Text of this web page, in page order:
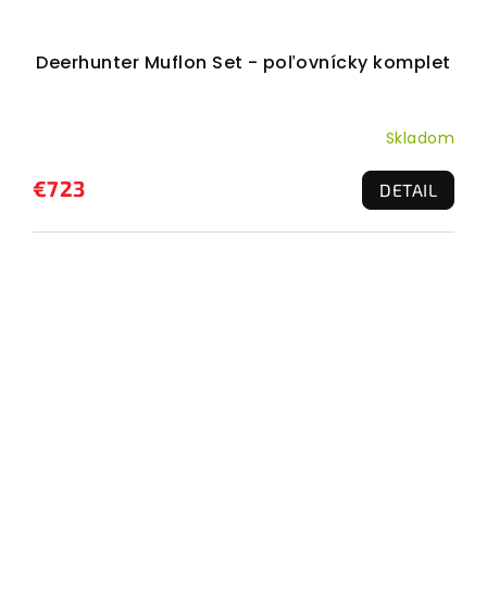
Deerhunter Muflon Set - poľovnícky komplet
Skladom
€723 DETAIL